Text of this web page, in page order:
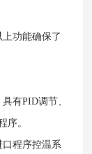
功能确保了
有PID调节、
序。
口程序控温系